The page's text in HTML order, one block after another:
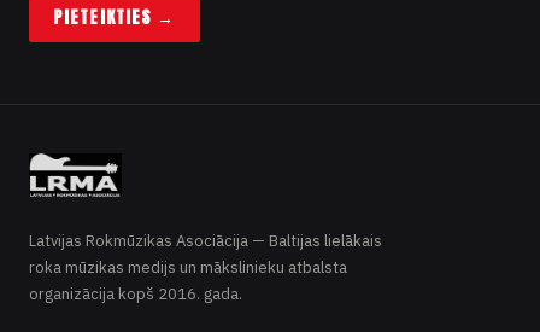
PIETEIKTIES →
Latvijas Rokmūzikas Asociācija — Baltijas lielākais
roka mūzikas medijs un mākslinieku atbalsta
organizācija kopš 2016. gada.